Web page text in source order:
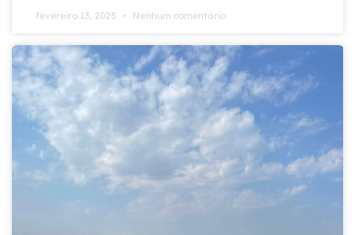
fevereiro 13, 2025 Nenhum comentário